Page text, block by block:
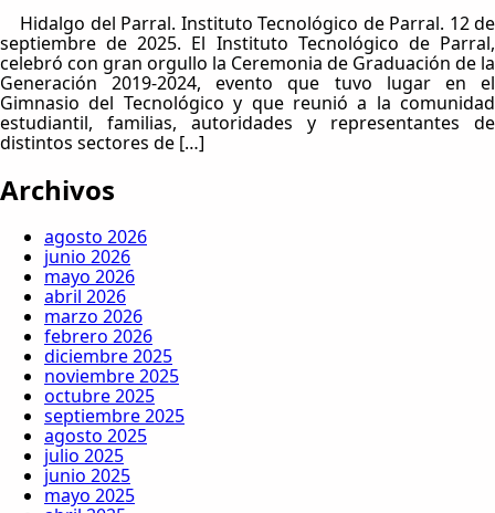
Hidalgo del Parral. Instituto Tecnológico de Parral. 12 de
septiembre de 2025. El Instituto Tecnológico de Parral,
celebró con gran orgullo la Ceremonia de Graduación de la
Generación 2019-2024, evento que tuvo lugar en el
Gimnasio del Tecnológico y que reunió a la comunidad
estudiantil, familias, autoridades y representantes de
distintos sectores de […]
Archivos
agosto 2026
junio 2026
mayo 2026
abril 2026
marzo 2026
febrero 2026
diciembre 2025
noviembre 2025
octubre 2025
septiembre 2025
agosto 2025
julio 2025
junio 2025
mayo 2025